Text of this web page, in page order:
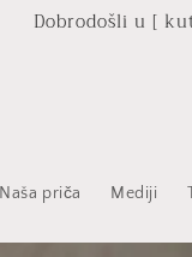
Dobrodošli u [
Naša priča Mediji